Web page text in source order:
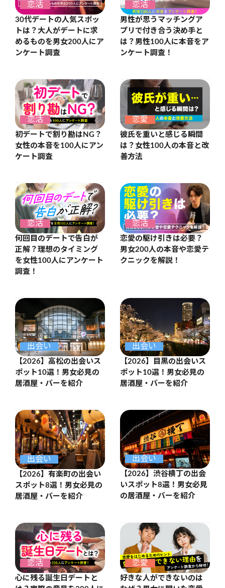
恋活
30代デートの人気スポッ
トは？大人がデートに求
めるものを男女200人にア
ンケート調査
恋活
男性が思うマッチングア
プリで付き合う決め手と
は？男性100人に本音をア
ンケート調査！
恋活
初デートで割り勘はNG？
女性の本音を100人にアン
ケート調査
恋愛
彼氏を重いと感じる瞬間
は？女性100人の本音と改
善方法
恋活
何回目のデートで告白が
正解？理想のタイミング
を女性100人にアンケート
調査！
恋活
恋愛の駆け引きは必要？
男女200人の本音や恋愛テ
クニックを解説！
出会い
【2026】高松の出会いス
ポット10選！男女必見の
居酒屋・バーを紹介
出会い
【2026】目黒の出会いス
ポット10選！男女必見の
居酒屋・バーを紹介
出会い
【2026】有楽町の出会い
スポット8選！男女必見の
居酒屋・バーを紹介
出会い
【2026】渋谷横丁の出会
いスポット8選！男女必見
の居酒屋・バーを紹介
恋活
心に残る誕生日デートと
恋愛
好きな人ができないのは